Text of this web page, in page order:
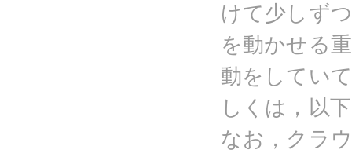
けて少しず
を動かせる
動をしてい
しくは，以
なお，クラ